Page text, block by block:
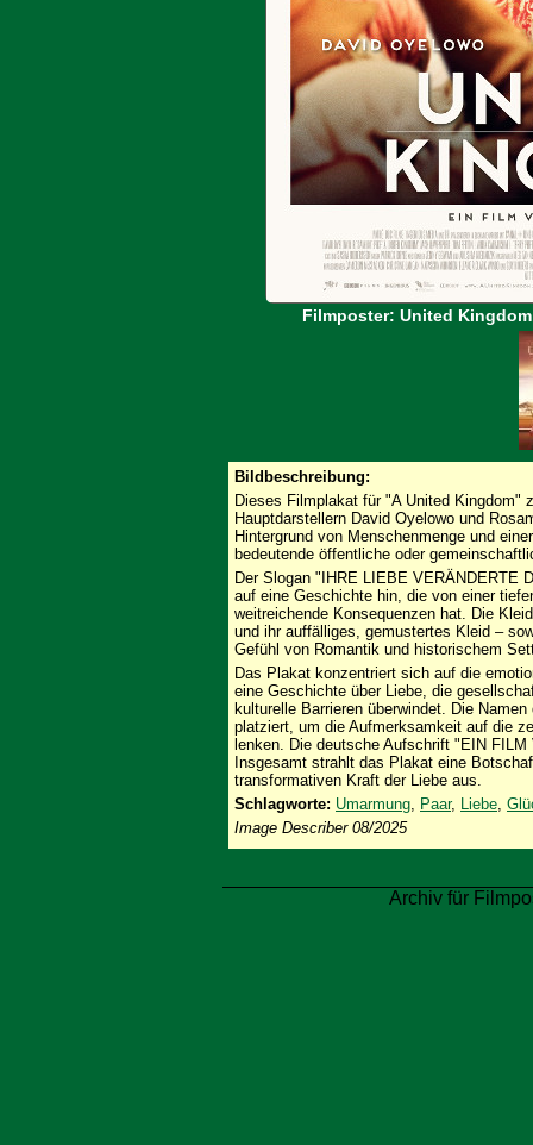
Filmposter: United
Bildbeschreibung:
Dieses Filmplakat für "A United Kingdom"
Hauptdarstellern David Oyelowo und
Hintergrund von Menschenmenge und
bedeutende öffentliche oder
Der Slogan "IHRE LIEBE VERÄNDERTE
auf eine Geschichte hin, die von einer
weitreichende Konsequenzen hat. Die
und ihr auffälliges, gemustertes Kleid –
Gefühl von Romantik und historischem
Das Plakat konzentriert sich auf die
eine Geschichte über Liebe, die
kulturelle Barrieren überwindet. Die
platziert, um die Aufmerksamkeit auf die
lenken. Die deutsche Aufschrift "EIN
Insgesamt strahlt das Plakat eine
transformativen Kraft der Liebe aus.
Schlagworte: Umarmung, Paar, Liebe,
Image Describer 08/2025
Archiv für